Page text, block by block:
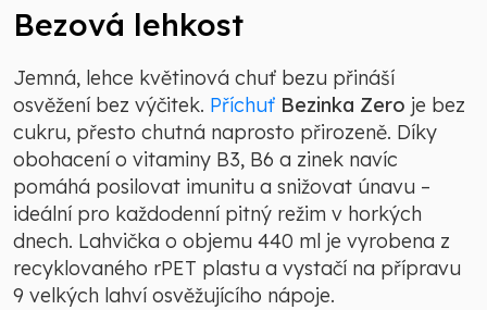
Bezová lehkost
Jemná, lehce květinová chuť bezu přináší
osvěžení bez výčitek. Příchuť Bezinka Zero je bez
cukru, přesto chutná naprosto přirozeně. Díky
obohacení o vitaminy B3, B6 a zinek navíc
pomáhá posilovat imunitu a snižovat únavu –
ideální pro každodenní pitný režim v horkých
dnech. Lahvička o objemu 440 ml je vyrobena z
recyklovaného rPET plastu a vystačí na přípravu
9 velkých lahví osvěžujícího nápoje.